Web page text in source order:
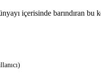
içerisinde barındıran bu